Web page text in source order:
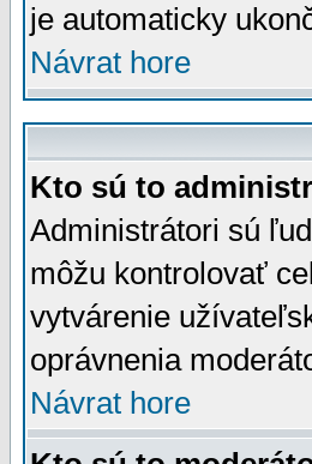
je automaticky
Návrat hore
Kto sú to
Administrátori sú
môžu kontrolovať
vytvárenie
oprávnenia
Návrat hore